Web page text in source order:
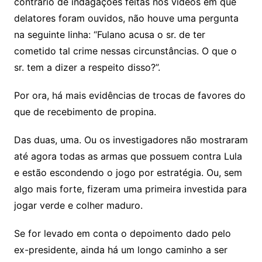
delatores foram ouvidos, não houve uma pergunta
na seguinte linha: “Fulano acusa o sr. de ter
cometido tal crime nessas circunstâncias. O que o
sr. tem a dizer a respeito disso?”.
Por ora, há mais evidências de trocas de favores do
que de recebimento de propina.
Das duas, uma. Ou os investigadores não mostraram
até agora todas as armas que possuem contra Lula
e estão escondendo o jogo por estratégia. Ou, sem
algo mais forte, fizeram uma primeira investida para
jogar verde e colher maduro.
Se for levado em conta o depoimento dado pelo
ex-presidente, ainda há um longo caminho a ser